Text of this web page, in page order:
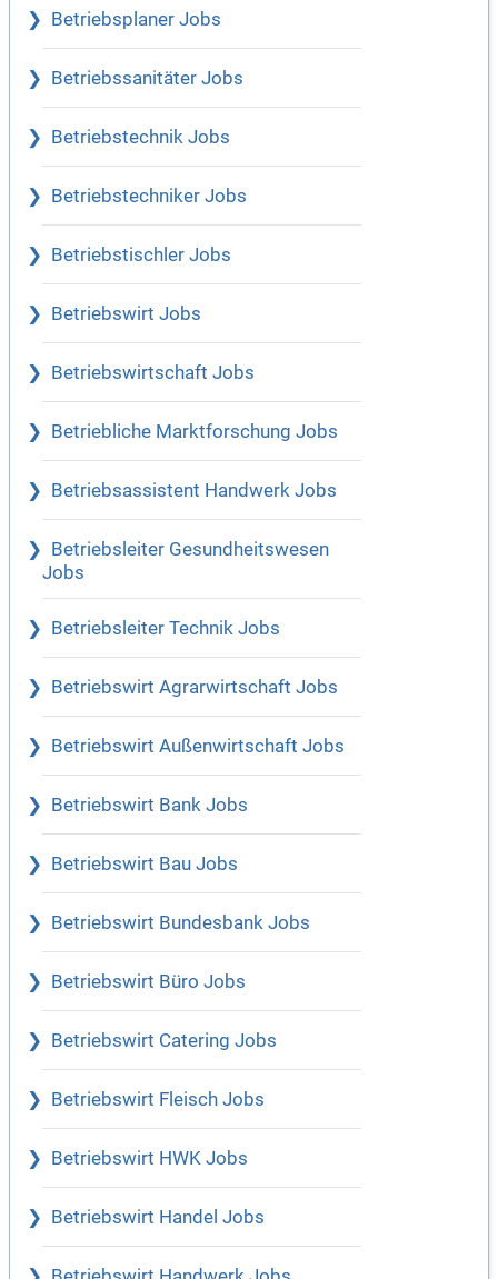
Betriebsplaner Jobs
Betriebssanitäter Jobs
Betriebstechnik Jobs
Betriebstechniker Jobs
Betriebstischler Jobs
Betriebswirt Jobs
Betriebswirtschaft Jobs
Betriebliche Marktforschung Jobs
Betriebsassistent Handwerk Jobs
Betriebsleiter Gesundheitswesen
Jobs
Betriebsleiter Technik Jobs
Betriebswirt Agrarwirtschaft Jobs
Betriebswirt Außenwirtschaft Jobs
Betriebswirt Bank Jobs
Betriebswirt Bau Jobs
Betriebswirt Bundesbank Jobs
Betriebswirt Büro Jobs
Betriebswirt Catering Jobs
Betriebswirt Fleisch Jobs
Betriebswirt HWK Jobs
Betriebswirt Handel Jobs